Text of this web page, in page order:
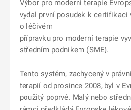
Výbor pro moderní terapie
vydal první posudek k certifikaci
o léčivém
přípravku pro moderní terapie
středním podnikem (SME).
Tento systém, zachycený v
terapií od prosince 2008, byl v
použitý poprvé. Malý nebo